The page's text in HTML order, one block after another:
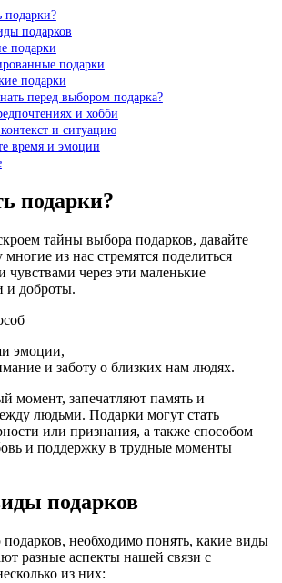
подарки?
подарков
подарки
подарки
подарки
перед выбором подарка?
и хобби
и ситуацию
время и эмоции
подарки?
тайны выбора подарков, давайте
многие из нас стремятся поделиться
через эти маленькие
и доброты.
эмоции,
и заботу о близких нам людях.
момент, запечатляют память и
людьми. Подарки могут стать
или признания, а также способом
и поддержку в трудные моменты
подарков
необходимо понять, какие виды
разные аспекты нашей связи с
из них: